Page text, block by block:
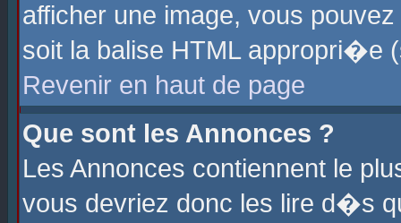
afficher une image, vous
soit la balise HTML
Revenir en haut de page
Que sont les Annonces ?
Les Annonces contiennent le
vous devriez donc les lire d�s